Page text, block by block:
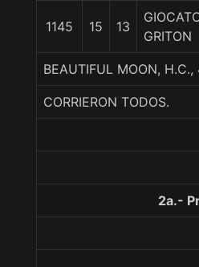
1145 15 13
GRITON
BEAUTIFUL MOON, H.C.,
CORRIERON TODOS.
2a.-